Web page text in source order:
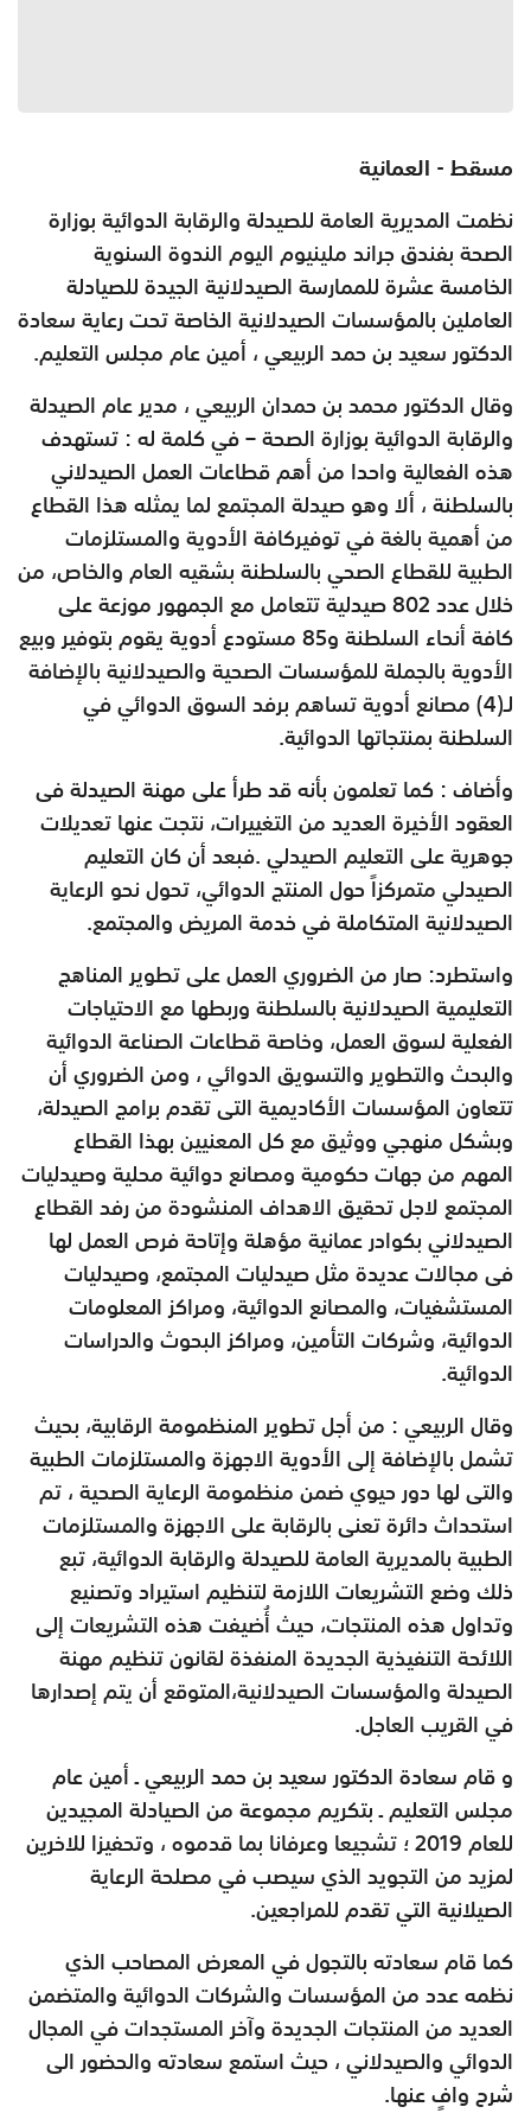
مسقط - العمانية
نظمت المديرية العامة للصيدلة والرقابة الدوائية بوزارة
الصحة بفندق جراند ملينيوم اليوم الندوة السنوية
الخامسة عشرة للممارسة الصيدلانية الجيدة للصيادلة
العاملين بالمؤسسات الصيدلانية الخاصة تحت رعاية سعادة
الدكتور سعيد بن حمد الربيعي ، أمين عام مجلس التعليم.
وقال الدكتور محمد بن حمدان الربيعي ، مدير عام الصيدلة
والرقابة الدوائية بوزارة الصحة – في كلمة له : تستهدف
هذه الفعالية واحدا من أهم قطاعات العمل الصيدلاني
بالسلطنة ، ألا وهو صيدلة المجتمع لما يمثله هذا القطاع
من أهمية بالغة في توفيركافة الأدوية والمستلزمات
الطبية للقطاع الصحي بالسلطنة بشقيه العام والخاص، من
خلال عدد 802 صيدلية تتعامل مع الجمهور موزعة على
كافة أنحاء السلطنة و85 مستودع أدوية يقوم بتوفير وبيع
الأدوية بالجملة للمؤسسات الصحية والصيدلانية بالإضافة
لـ(4) مصانع أدوية تساهم برفد السوق الدوائي في
السلطنة بمنتجاتها الدوائية.
وأضاف : كما تعلمون بأنه قد طرأ على مهنة الصيدلة فى
العقود الأخيرة العديد من التغييرات، نتجت عنها تعديلات
جوهرية على التعليم الصيدلي.فبعد أن كان التعليم
الصيدلي متمركزاً حول المنتج الدوائي، تحول نحو الرعاية
الصيدلانية المتكاملة في خدمة المريض والمجتمع.
واستطرد: صار من الضروري العمل على تطوير المناهج
التعليمية الصيدلانية بالسلطنة وربطها مع الاحتياجات
الفعلية لسوق العمل، وخاصة قطاعات الصناعة الدوائية
والبحث والتطوير والتسويق الدوائي ، ومن الضروري أن
تتعاون المؤسسات الأكاديمية التى تقدم برامج الصيدلة،
وبشكل منهجي ووثيق مع كل المعنيين بهذا القطاع
المهم من جهات حكومية ومصانع دوائية محلية وصيدليات
المجتمع لاجل تحقيق الاهداف المنشودة من رفد القطاع
الصيدلاني بكوادر عمانية مؤهلة وإتاحة فرص العمل لها
فى مجالات عديدة مثل صيدليات المجتمع، وصيدليات
المستشفيات، والمصانع الدوائية، ومراكز المعلومات
الدوائية، وشركات التأمين، ومراكز البحوث والدراسات
الدوائية.
وقال الربيعي : من أجل تطوير المنظمومة الرقابية، بحيث
تشمل بالإضافة إلى الأدوية الاجهزة والمستلزمات الطبية
والتى لها دور حيوي ضمن منظمومة الرعاية الصحية ، تم
استحداث دائرة تعنى بالرقابة على الاجهزة والمستلزمات
الطبية بالمديرية العامة للصيدلة والرقابة الدوائية، تبع
ذلك وضع التشريعات اللازمة لتنظيم استيراد وتصنيع
وتداول هذه المنتجات، حيث أُضيفت هذه التشريعات إلى
اللائحة التنفيذية الجديدة المنفذة لقانون تنظيم مهنة
الصيدلة والمؤسسات الصيدلانية،المتوقع أن يتم إصدارها
في القريب العاجل.
و قام سعادة الدكتور سعيد بن حمد الربيعي ـ أمين عام
مجلس التعليم ـ بتكريم مجموعة من الصيادلة المجيدين
للعام 2019 ؛ تشجيعا وعرفانا بما قدموه ، وتحفيزا للاخرين
لمزيد من التجويد الذي سيصب في مصلحة الرعاية
الصيلانية التي تقدم للمراجعين.
كما قام سعادته بالتجول في المعرض المصاحب الذي
نظمه عدد من المؤسسات والشركات الدوائية والمتضمن
العديد من المنتجات الجديدة وآخر المستجدات في المجال
الدوائي والصيدلاني ، حيث استمع سعادته والحضور الى
شرح وافٍ عنها.